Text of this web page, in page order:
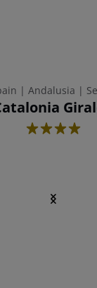
| Andalusia |
4